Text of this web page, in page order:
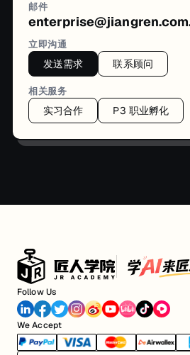
邮件
立即沟通
发送需求 联系顾问
相关服务
实习合作 P3 职业孵化
Follow Us
We Accept